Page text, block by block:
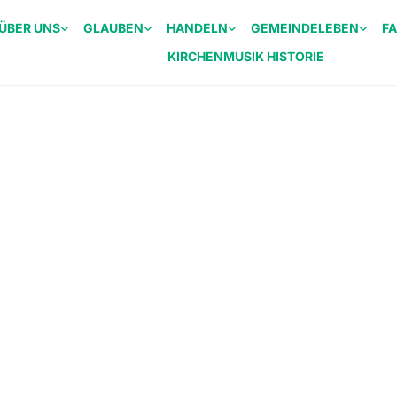
UNS GLAUBEN HANDELN GEMEINDELEBEN
KIRCHENMUSIK HISTORIE